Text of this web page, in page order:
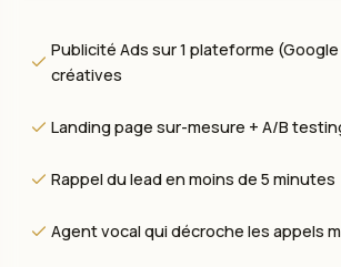
Publicité Ads sur 1 plateforme
créatives
Landing page sur-mesure + A/B
Rappel du lead en moins de 5 minutes
Agent vocal qui décroche les appels